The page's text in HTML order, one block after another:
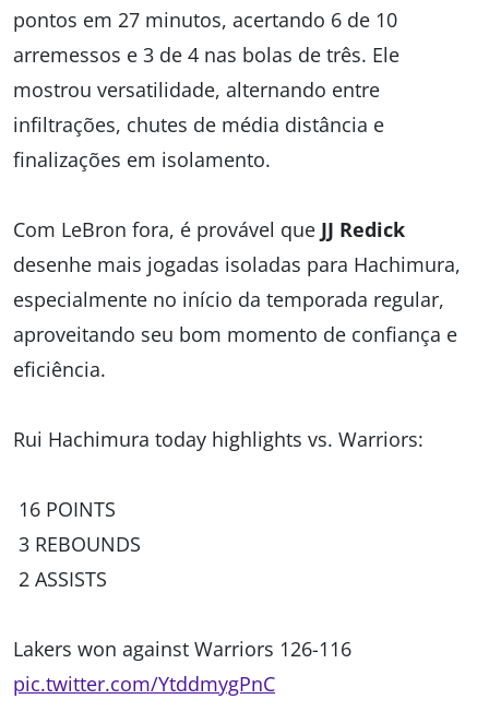
pontos em 27 minutos, acertando 6 de 10
arremessos e 3 de 4 nas bolas de três. Ele
mostrou versatilidade, alternando entre
infiltrações, chutes de média distância e
finalizações em isolamento.
Com LeBron fora, é provável que JJ Redick
desenhe mais jogadas isoladas para Hachimura,
especialmente no início da temporada regular,
aproveitando seu bom momento de confiança e
eficiência.
Rui Hachimura today highlights vs. Warriors:
16 POINTS
3 REBOUNDS
2 ASSISTS
Lakers won against Warriors 126-116
pic.twitter.com/YtddmygPnC